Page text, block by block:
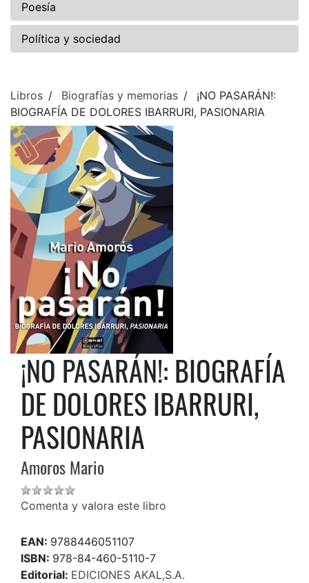
Poesía
Política y sociedad
Libros Biografías y memorias
¡NO PASARÁN!:
BIOGRAFÍA DE DOLORES IBARRURI, PASIONARIA
¡NO PASARÁN!: BIOGRAFÍA
DE DOLORES IBARRURI,
PASIONARIA
Amoros Mario
Comenta y valora este libro
EAN: 9788446051107
ISBN: 978-84-460-5110-7
Editorial: EDICIONES AKAL,S.A.